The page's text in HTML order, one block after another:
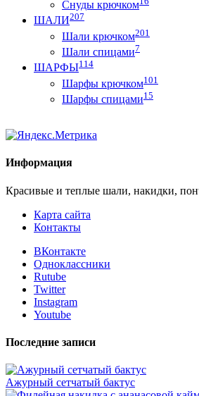
Снуды крючком
ШАЛИ207
Шали крючком201
Шали спицами7
ШАРФЫ114
Шарфы крючком101
Шарфы спицами15
Информация
Красивые и теплые шали, накидки,
Карта сайта
Контакты
ВКонтакте
Одноклассники
Rutube
Twitter
Instagram
Youtube
Последние записи
Ажурный сетчатый бактус